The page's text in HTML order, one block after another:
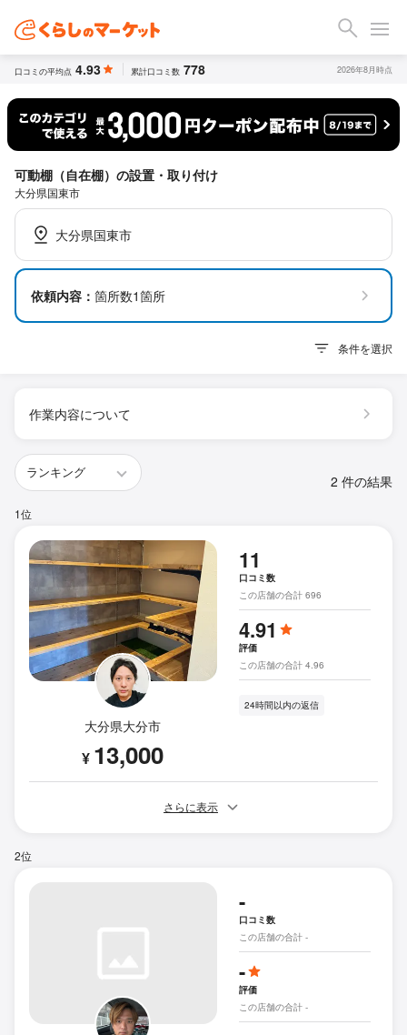
口コミの平均点 4.93 累計口コミ数 778 2026年8月時点
可動棚（自在棚）の設置・取り付け
大分県国東市
大分県国東市
依頼内容： 箇所数1箇所
条件を選択
作業内容について
2 件の結果
1位
大分県大分市
¥ 13,000
11
口コミ数
この店舗の合計 696
4.91
評価
この店舗の合計 4.96
24時間以内の返信
さらに表示
2位
-
口コミ数
この店舗の合計 -
-
評価
この店舗の合計 -